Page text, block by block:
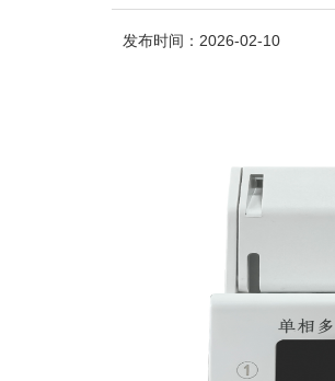
发布时间：2026-02-10